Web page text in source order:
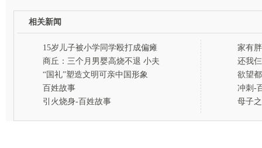
相关新闻
15岁儿子被小学同学殴打成偏瘫
妈妈整日以泪洗面
商丘：三个月男婴高烧不退 小夫
妻整日以泪洗面
“国礼”塑造文明可亲中国形象
百姓故事
引火烧身-百姓故事
家有
还我
欲望
冲刺-
母子